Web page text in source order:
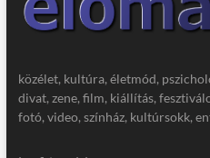
közélet, kultúra, életmód,
divat, zene, film, kiállítás,
fotó, video, színház, kultúrsokk,